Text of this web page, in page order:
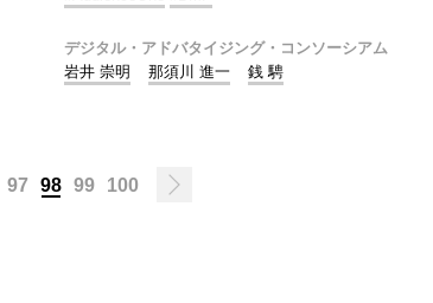
デジタル・アドバタイジング・コンソーシアム
岩井 崇明
那須川 進一 銭 騁
97 98 99 100